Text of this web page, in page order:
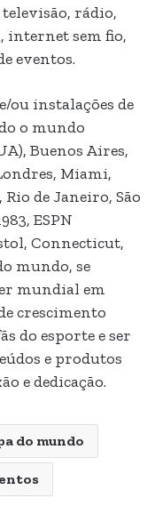
rádio,
internet sem fio,
eventos.
ou instalações de
o mundo
Buenos Aires,
Miami,
de Janeiro, São
ESPN
Connecticut,
mundo, se
mundial em
crescimento
do esporte e ser
e produtos
e dedicação.
do mundo